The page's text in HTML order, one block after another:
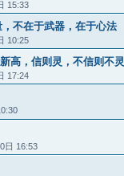
15:33
不在于武器，在于心法
10:25
高，信则灵，不信则不灵
17:24
日 16:53